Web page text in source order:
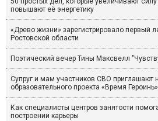
повышают её энергетику
«Древо жизни» зарегистрировало первый
Ростовской области
Поэтический вечер Тины Максвелл
Супруг и мам участников СВО приглашают
образовательного проекта «Время Героинь»
Как специалисты центров занятости
построении карьеры